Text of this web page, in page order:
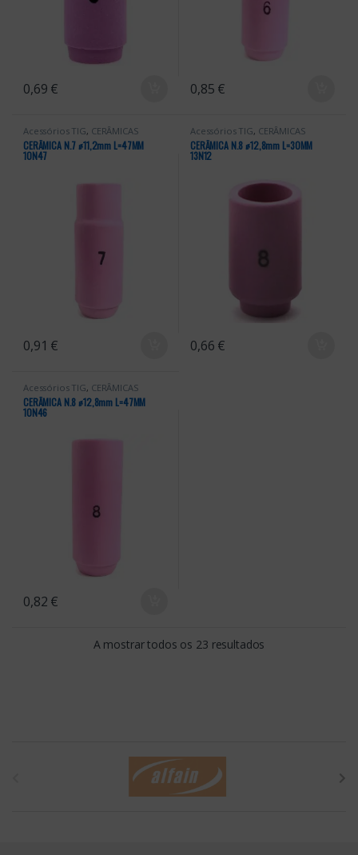
0,69 € 0,85 €
Acessórios TIG, CERÂMICAS
CERÂMICA N.7 ꬾ11,2mm L=47MM
10N47
0,91 €
Acessórios TIG, CERÂMICAS
CERÂMICA N.8 ꬾ12,8mm L=30MM
13N12
0,66 €
Acessórios TIG, CERÂMICAS
CERÂMICA N.8 ꬾ12,8mm L=47MM
10N46
0,82 €
A mostrar todos os 23 resultados